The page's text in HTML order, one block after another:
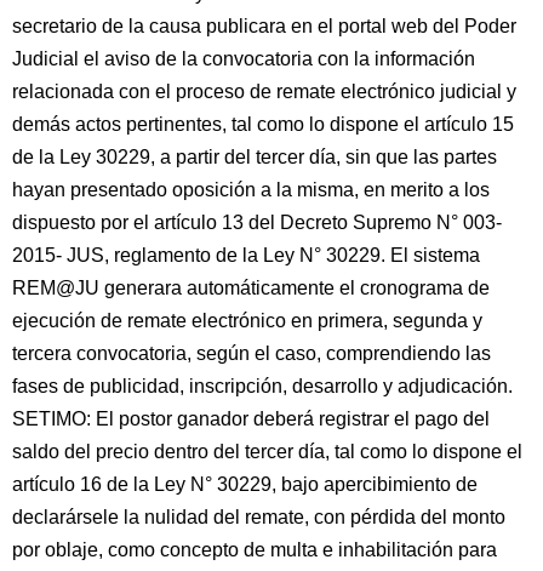
secretario de la causa publicara en el portal web del Poder
Judicial el aviso de la convocatoria con la información
relacionada con el proceso de remate electrónico judicial y
demás actos pertinentes, tal como lo dispone el artículo 15
de la Ley 30229, a partir del tercer día, sin que las partes
hayan presentado oposición a la misma, en merito a los
dispuesto por el artículo 13 del Decreto Supremo N° 003-
2015- JUS, reglamento de la Ley N° 30229. El sistema
REM@JU generara automáticamente el cronograma de
ejecución de remate electrónico en primera, segunda y
tercera convocatoria, según el caso, comprendiendo las
fases de publicidad, inscripción, desarrollo y adjudicación.
SETIMO: El postor ganador deberá registrar el pago del
saldo del precio dentro del tercer día, tal como lo dispone el
artículo 16 de la Ley N° 30229, bajo apercibimiento de
declarársele la nulidad del remate, con pérdida del monto
por oblaje, como concepto de multa e inhabilitación para